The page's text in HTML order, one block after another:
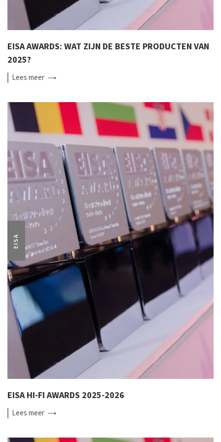
EISA AWARDS: WAT ZIJN DE BESTE PRODUCTEN VAN
2025?
Leesmeer
EISA
EISA HI-FI AWARDS 2025-2026
Leesmeer